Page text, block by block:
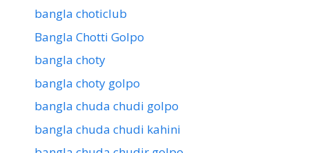
bangla choticlub
Bangla Chotti Golpo
bangla choty
bangla choty golpo
bangla chuda chudi golpo
bangla chuda chudi kahini